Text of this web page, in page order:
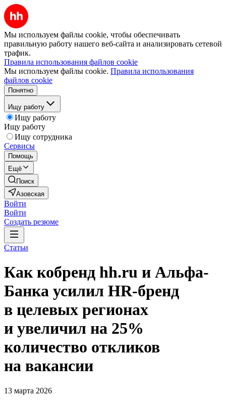
Мы используем файлы cookie, чтобы обеспечивать
правильную работу нашего веб-сайта и анализировать сетевой
трафик.
Правила использования файлов cookie
Мы используем файлы cookie. Правила использования
файлов cookie
Понятно
Ищу работу
Ищу работу
Ищу работу
Ищу сотрудника
Сервисы
Помощь
Ещё
Поиск
Азовская
Войти
Войти
Создать резюме
Статьи
Как кобренд hh.ru и Альфа-
Банка усилил HR-бренд
в целевых регионах
и увеличил на 25%
количество откликов
на вакансии
13 марта 2026